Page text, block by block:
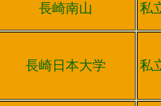
長崎南山 私
長崎日本大学 私